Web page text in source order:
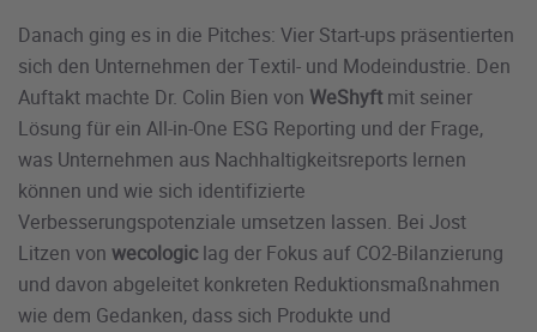
Danach ging es in die Pitches: Vier Start-ups präsentierten
sich den Unternehmen der Textil- und Modeindustrie. Den
Auftakt machte Dr. Colin Bien von WeShyft mit seiner
Lösung für ein All-in-One ESG Reporting und der Frage,
was Unternehmen aus Nachhaltigkeitsreports lernen
können und wie sich identifizierte
Verbesserungspotenziale umsetzen lassen. Bei Jost
Litzen von wecologiclag der Fokus auf CO2-Bilanzierung
und davon abgeleitet konkreten Reduktionsmaßnahmen
wie dem Gedanken, dass sich Produkte und